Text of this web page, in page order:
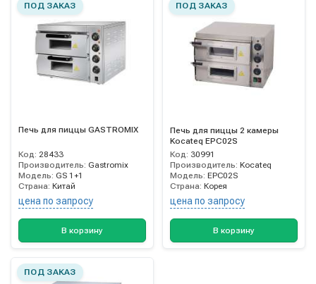
ПОД ЗАКАЗ
Печь для пиццы GASTROMIX
Код: 28433
Производитель: Gastromix
Модель: GS 1+1
Страна: Китай
цена по запросу
В корзину
ПОД ЗАКАЗ
Печь для пиццы 2 камеры
Kocateq EPC02S
Код: 30991
Производитель: Kocateq
Модель: EPC02S
Страна: Корея
цена по запросу
В корзину
ПОД ЗАКАЗ